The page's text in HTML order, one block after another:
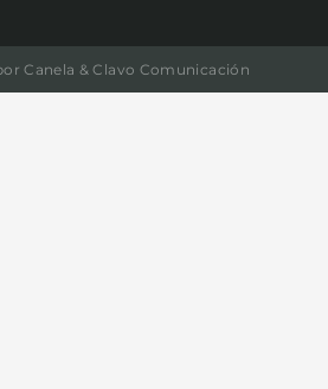
Canela & Clavo Comunicación